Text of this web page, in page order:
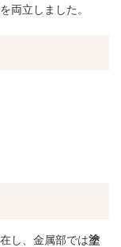
両立しました。
し、金属部では塗